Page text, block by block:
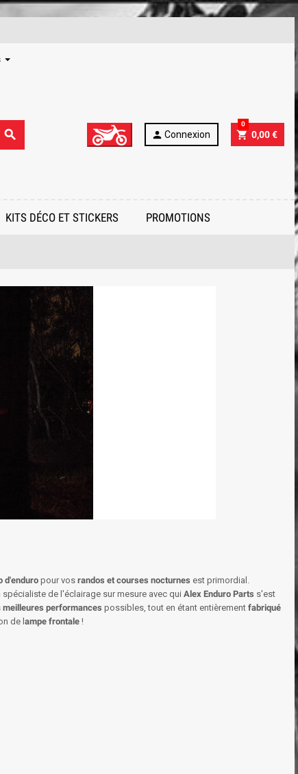
search person Connexion shopping_cart 0,00 €
0
KITS DÉCO ET STICKERS PROMOTIONS
d'enduropour vos randos et courses nocturnes est primordial.
de l'éclairage sur mesure avec qui Alex Enduro Parts s'est
meilleures performances possibles, tout en étant entièrement fabriqué
de l ampe frontale!